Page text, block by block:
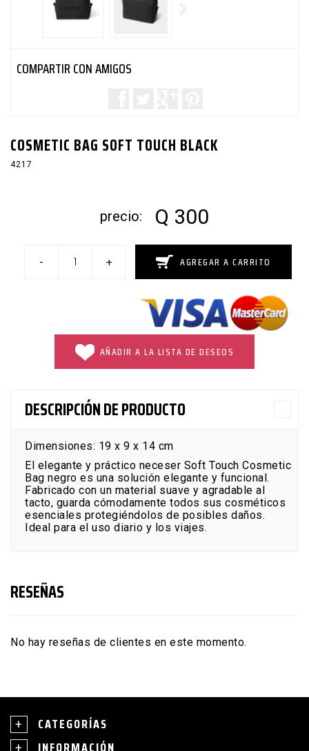
COMPARTIR CON AMIGOS
COSMETIC BAG SOFT TOUCH BLACK
4217
precio:
Q 300
-
+ AGREGAR A CARRITO
AÑADIR A LA LISTA DE DESEOS
DESCRIPCIÓN DE PRODUCTO
Dimensiones: 19 x 9 x 14 cm
El elegante y práctico neceser Soft Touch Cosmetic
Bag negro es una solución elegante y funcional.
Fabricado con un material suave y agradable al
tacto, guarda cómodamente todos sus cosméticos
esenciales protegiéndolos de posibles daños.
Ideal para el uso diario y los viajes.
RESEÑAS
No hay reseñas de clientes en este momento.
CATEGORÍAS